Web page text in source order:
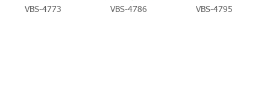
VBS-4773 VBS-4786 VBS-4795